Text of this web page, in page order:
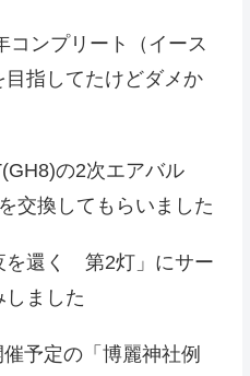
コンプリート（イース
目指してたけどダメか
の2次エアバル
交換してもらいました
を還く 第2灯」にサー
しました
予定の「博麗神社例